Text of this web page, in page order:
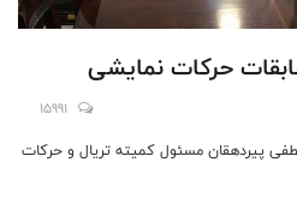
حرکات نمایشی
15991
پیردهقان مسئول کمیته تریال و حرکات